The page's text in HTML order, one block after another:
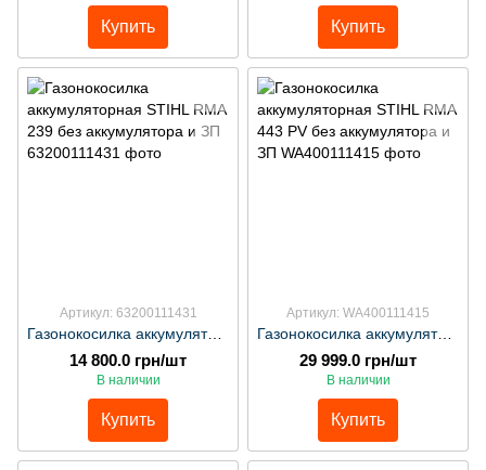
Купить Купить
Артикул: 63200111431
Газонокосилка аккумуляторная STIHL RMA 239 без аккумулятора и ЗП
14 800.0 грн/шт
В наличии
Купить
Артикул: WA400111415
Газонокосилка аккумуляторная STIHL RMA 443 PV без аккумулятора и ЗП
29 999.0 грн/шт
В наличии
Купить